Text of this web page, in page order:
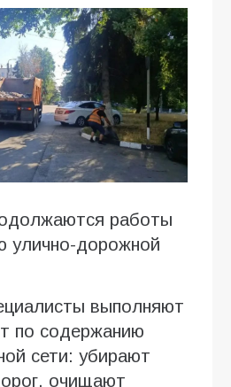
работы
улично-дорожной
выполняют
по содержанию
сети: убирают
очищают